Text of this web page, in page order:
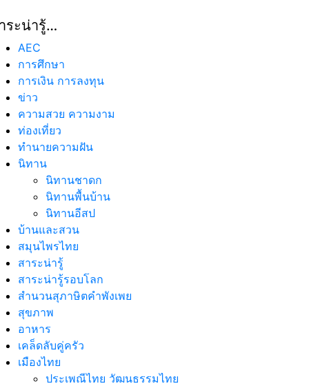
ระน่ารู้…
AEC
การศึกษา
การเงิน การลงทุน
ข่าว
ความสวย ความงาม
ท่องเที่ยว
ทํานายความฝัน
นิทาน
นิทานชาดก
นิทานพื้นบ้าน
นิทานอีสป
บ้านและสวน
สมุนไพรไทย
สาระน่ารู้
สาระน่ารู้รอบโลก
สำนวนสุภาษิตคำพังเพย
สุขภาพ
อาหาร
เคล็ดลับคู่ครัว
เมืองไทย
ประเพณีไทย วัฒนธรรมไทย